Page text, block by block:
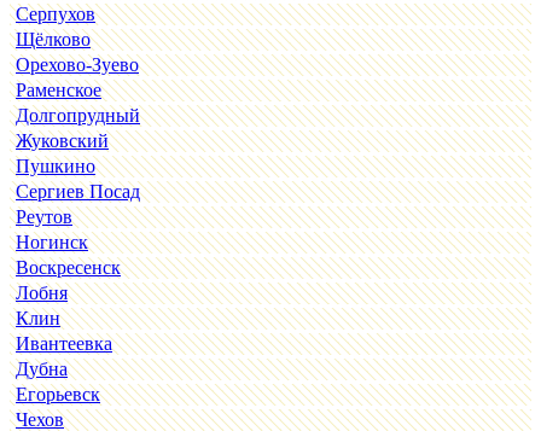
Серпухов
Щёлково
Орехово-Зуево
Раменское
Долгопрудный
Жуковский
Пушкино
Сергиев Посад
Реутов
Ногинск
Воскресенск
Лобня
Клин
Ивантеевка
Дубна
Егорьевск
Чехов